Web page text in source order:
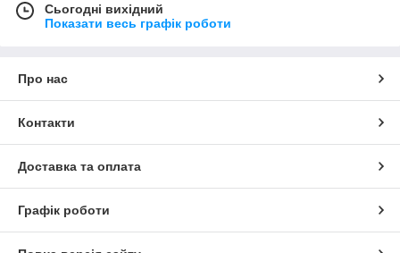
Сьогодні вихідний
Показати весь графік роботи
Про нас
Контакти
Доставка та оплата
Графік роботи